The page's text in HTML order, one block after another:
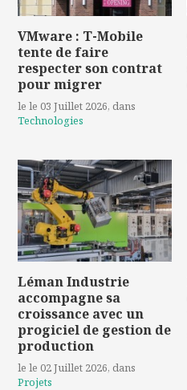
VMware : T-Mobile
tente de faire
respecter son contrat
pour migrer
le le 03 Juillet 2026, dans
Technologies
Léman Industrie
accompagne sa
croissance avec un
progiciel de gestion de
production
le le 02 Juillet 2026, dans
Projets